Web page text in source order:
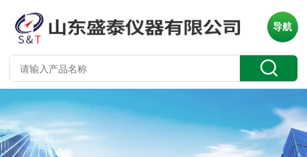
导航